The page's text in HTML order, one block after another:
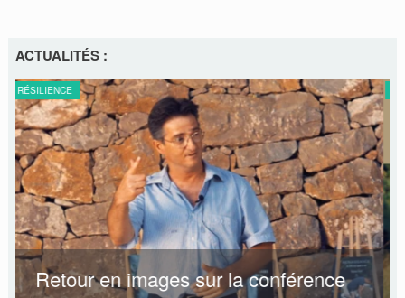
ACTUALITÉS :
RÉSILIENCE
Conférence sur l’AVC